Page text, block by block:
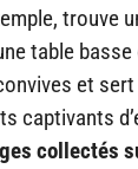
trouve
table basse
et
captivants
collectés